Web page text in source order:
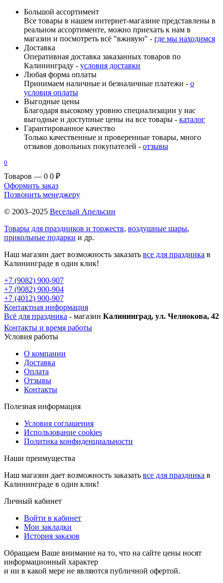
Большой ассортимент
Все товары в нашем интернет-магазине представлены в
реальном ассортименте, можно приехать к нам в
магазин и посмотреть всё "вживую" - где мы находимся
Доставка
Оперативная доставка заказанных товаров по
Калининграду - условия доставки
Любая форма оплаты
Принимаем наличные и безналичные платежи - о
условия оплаты
Выгодные цены
Благодаря высокому уровню специализации у нас
выгодные и доступные цены на все товары - каталог
Гарантированное качество
Только качественные и проверенные товары, много
отзывов довольных покупателей - отзывы
0
Товаров — 0 0 ₽
Оформить заказ
Позвонить менеджеру
© 2003–2025 Веселый Апельсин
Товары для праздников и торжеств, воздушные шары,
прикольные подарки и др.
Наш магазин дает возможность заказать все для праздника в
Калининграде в один клик!
+7 (9082) 900-907
+7 (9082) 900-904
+7 (4012) 900-907
Контактная информация
Всё для праздника - магазин Калининград, ул. Челнокова, 42
Контакты и время работы
Условия работы
О компании
Доставка
Оплата
Отзывы
Контакты
Полезная информация
Условия соглашения
Использование cookies
Политика конфиденциальности
Наши преимущества
Наш магазин дает возможность заказать все для праздника в
Калининграде в один клик!
Личный кабинет
Войти в кабинет
Мои закладки
История заказов
Обращаем Ваше внимание на то, что на сайте цены носят
информационный характер
и ни в какой мере не являются публичной офертой.